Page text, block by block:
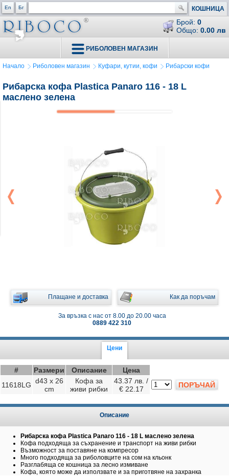
En Бг КОШНИЦА
Брой: 0
Общо: 0.00 лв
РИБОЛОВЕН МАГАЗИН
Начало Риболовен магазин Куфари, кутии, кофи Рибарски кофи
Рибарска кофа Plastica Panaro 116 - 18 L
маслено зелена
Плащане и доставка Как да поръчам
За връзка с нас от 8.00 до 20.00 часа
0889 422 310
Цени
# Размери Описание
Цена
11618LG d43 x 26
cm
Кофа за
живи рибки
43.37 лв. /
€ 22.17
ПОРЪЧАЙ
Описание
Рибарска кофа Plastica Panaro 116 - 18 L маслено зелена
Кофа подходяща за съхранение и транспорт на живи рибки
Възможност за поставяне на компресор
Много подходяща за риболовците на сом на кльонк
Разглабяща се кошница за лесно измиване
Кофа, която може да използвате и за приготвяне на захранка